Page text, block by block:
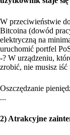
W przeciwieństwie
Bitcoina (dowód
elektryczną na
uruchomić portfel
-? W urządzeniu,
zrobić, nie musisz
Oszczędzanie
...
2) Atrakcyjne